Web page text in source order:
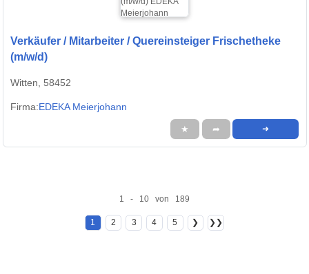
Verkäufer / Mitarbeiter / Quereinsteiger Frischetheke
(m/w/d)
Witten, 58452
Firma:EDEKA Meierjohann
★ ➦ ➜
1 - 10 von 189
1 2 3 4 5 ❯ ❯❯